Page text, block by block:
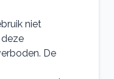
niet
De